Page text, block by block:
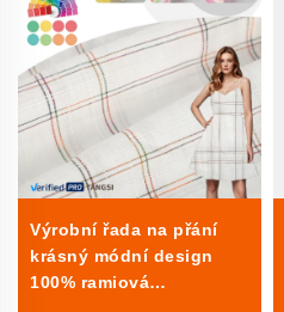
Výrobní řada na přání
krásný módní design
100% ramiová